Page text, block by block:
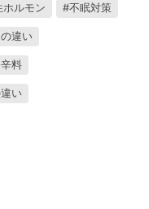
ホルモン 不眠対策
違い
料
い